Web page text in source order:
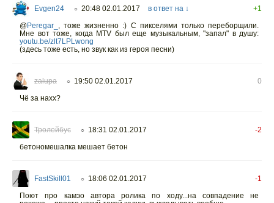
Evgen24 ○ 20:48 02.01.2017 в ответ на ↓
+1
@Peregar_ ,тоже жизненно :) С пикселями только переборщили.
Мне вот тоже, когда МTV был еще музыкальным, "запал" в душу:
youtu.be/zlt7LPLwong
(здесь тоже есть, но звук как из героя песни)
zalupa ○ 19:50 02.01.2017
0
Чё за нахх?
Тролейбус ○ 18:31 02.01.2017
-2
бетономешалка мешает бетон
FastSkill01 ○ 18:06 02.01.2017
-1
Поют про камэо автора ролика по ходу...на совпадение не